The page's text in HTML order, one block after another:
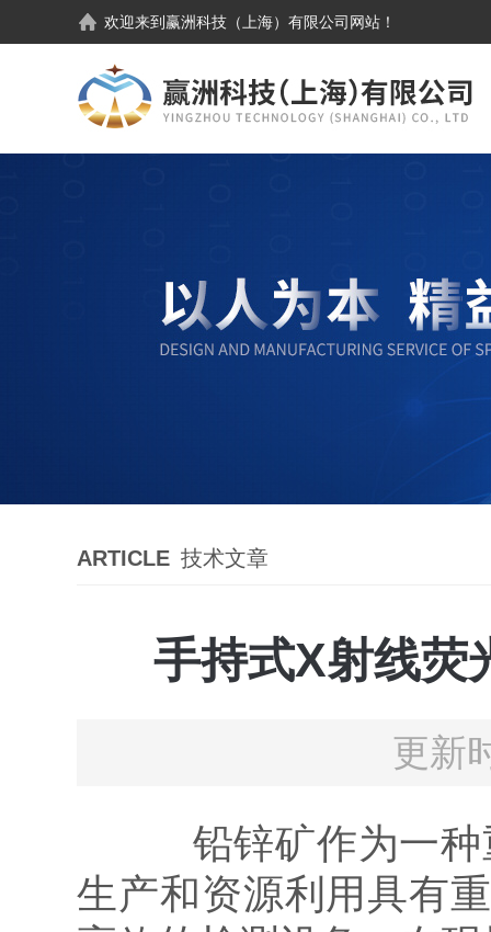
欢迎来到 赢洲科技（上海）有限公司 网站！
ARTICLE 技术文章
手持式X射线荧
更新
铅锌矿作为一种
生产和资源利用具有